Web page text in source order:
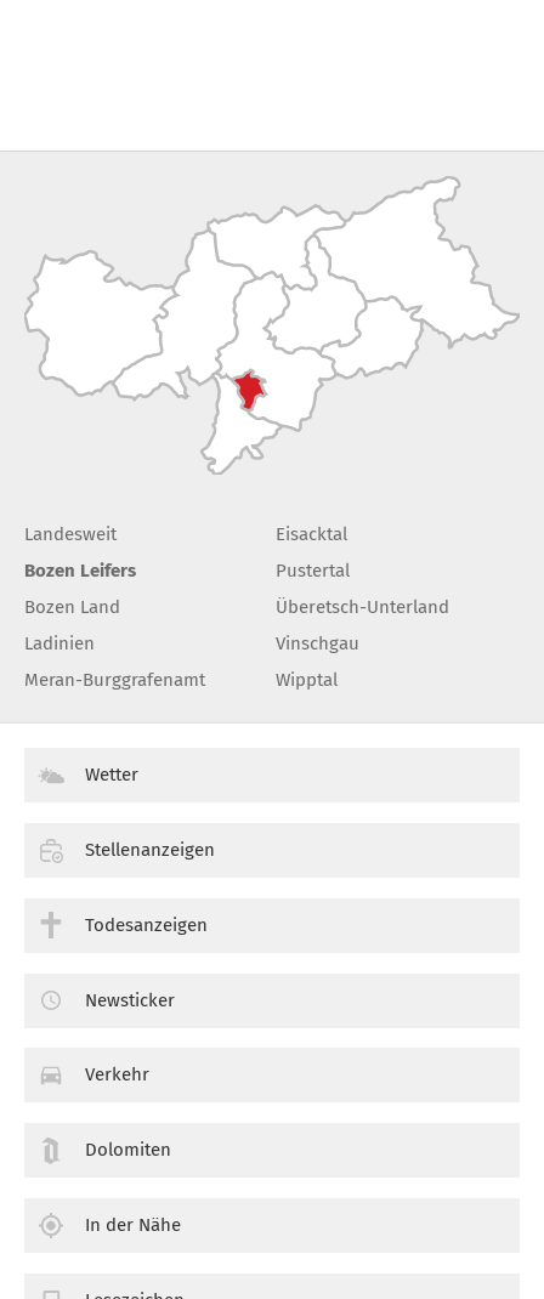
Landesweit
Bozen Leifers
Bozen Land
Ladinien
Meran-Burggrafenamt
Eisacktal
Pustertal
Überetsch-Unterland
Vinschgau
Wipptal
Wetter
Stellenanzeigen
Todesanzeigen
Newsticker
Verkehr
Dolomiten
In der Nähe